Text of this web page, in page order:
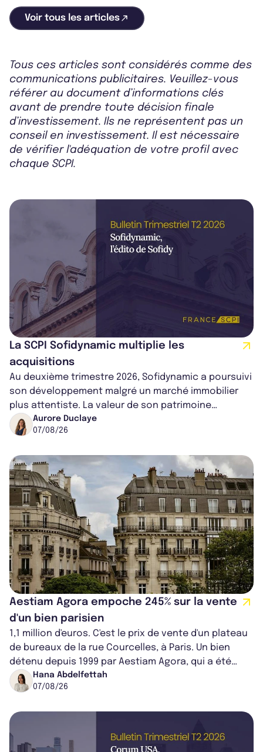
Voir tous les articles
Tous ces articles sont considérés comme des
communications publicitaires. Veuillez-vous
référer au document d’informations clés
avant de prendre toute décision finale
d’investissement. Ils ne représentent pas un
conseil en investissement. Il est nécessaire
de vérifier l'adéquation de votre profil avec
chaque SCPI.
La SCPI Sofidynamic multiplie les
acquisitions
Au deuxième trimestre 2026, Sofidynamic a poursuivi
son développement malgré un marché immobilier
plus attentiste. La valeur de son patrimoine
progresse de 3,8% à périmètre constan...
Aurore Duclaye
07/08/26
Aestiam Agora empoche 245% sur la vente
d'un bien parisien
1,1 million d'euros. C'est le prix de vente d'un plateau
de bureaux de la rue Courcelles, à Paris. Un bien
détenu depuis 1999 par Aestiam Agora, qui a été
cédé avec une plus-value...
Hana Abdelfettah
07/08/26